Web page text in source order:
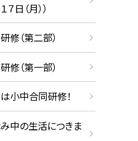
日（月））
修（第二部）
修（第一部）
小中合同研修！
中の生活につきま